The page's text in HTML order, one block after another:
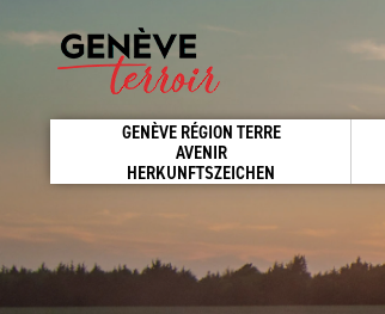
GENÈVE RÉGION TERRE
AVENIR
HERKUNFTSZEICHEN